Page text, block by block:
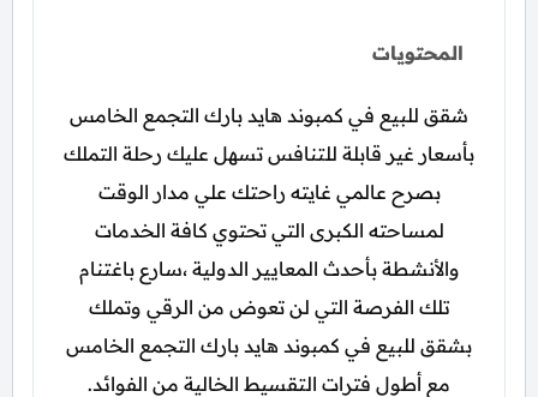
المحتويات
شقق للبيع في كمبوند هايد بارك التجمع الخامس
بأسعار غير قابلة للتنافس تسهل عليك رحلة التملك
بصرح عالمي غايته راحتك علي مدار الوقت
لمساحته الكبرى التي تحتوي كافة الخدمات
والأنشطة بأحدث المعايير الدولية ،سارع باغتنام
تلك الفرصة التي لن تعوض من الرقي وتملك
بشقق للبيع في كمبوند هايد بارك التجمع الخامس
مع أطول فترات التقسيط الخالية من الفوائد.